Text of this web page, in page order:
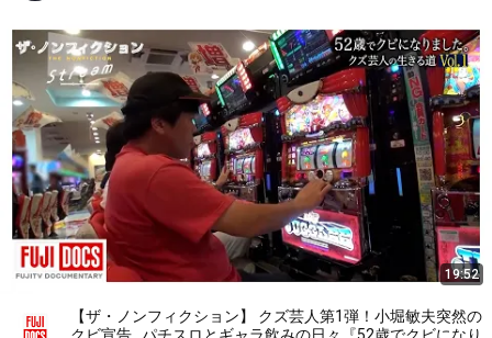
19:52
【ザ・ノンフィクション】 クズ芸人第1弾！小堀敏夫突然の